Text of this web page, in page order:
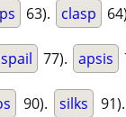
63). clasp
spail 77). apsis
90). silks 91).